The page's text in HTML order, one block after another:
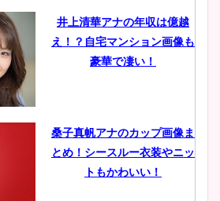
鈴木唯の太ってた時の体重が
ヤバすぎww原因や痩せたダ
豊島実季アナのカップ画像ま
とめ！美脚や水着姿に年齢も
井上清華アナの年収は億越
え！？自宅マンション画像も
豪華で凄い！
桑子真帆アナのカップ画像ま
とめ！シースルー衣装やニッ
トもかわいい！